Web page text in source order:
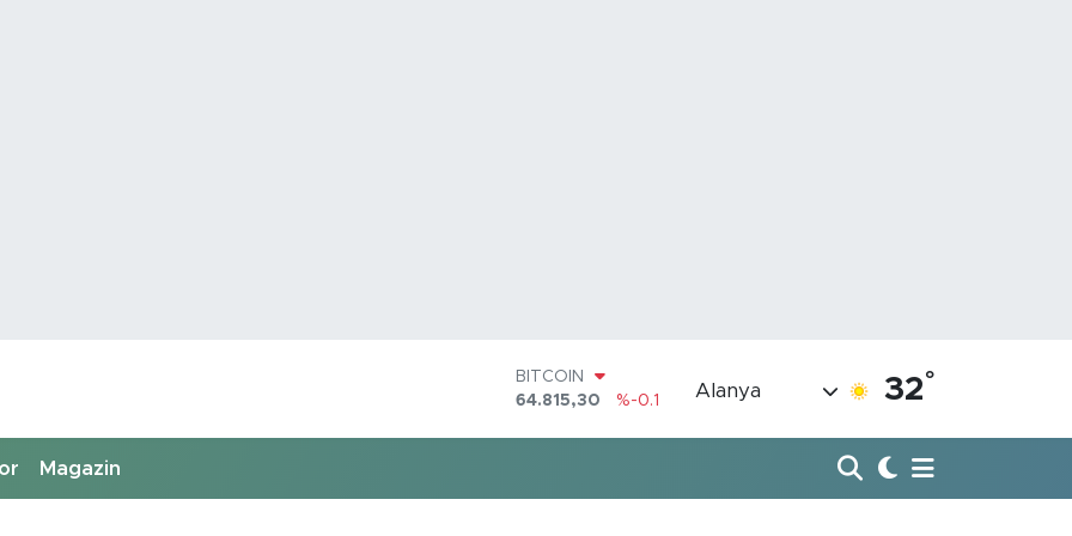
DOLAR
47,7436
%0.18
64,4811
%0.38
Alanya 32°
Magazin